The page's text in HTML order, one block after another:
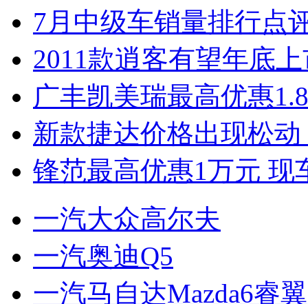
7月中级车销量排行点
2011款逍客有望年底
广丰凯美瑞最高优惠
新款捷达价格出现松
锋范最高优惠1万元 现
一汽大众高尔夫
一汽奥迪Q5
一汽马自达Mazda6睿翼